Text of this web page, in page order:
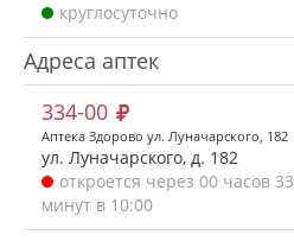
круглосуточно
Адреса аптек
334-00
Аптека Здорово ул. Луначарского, 182
ул. Луначарского, д. 182
откроется через 00 часов 33
минут в 10:00